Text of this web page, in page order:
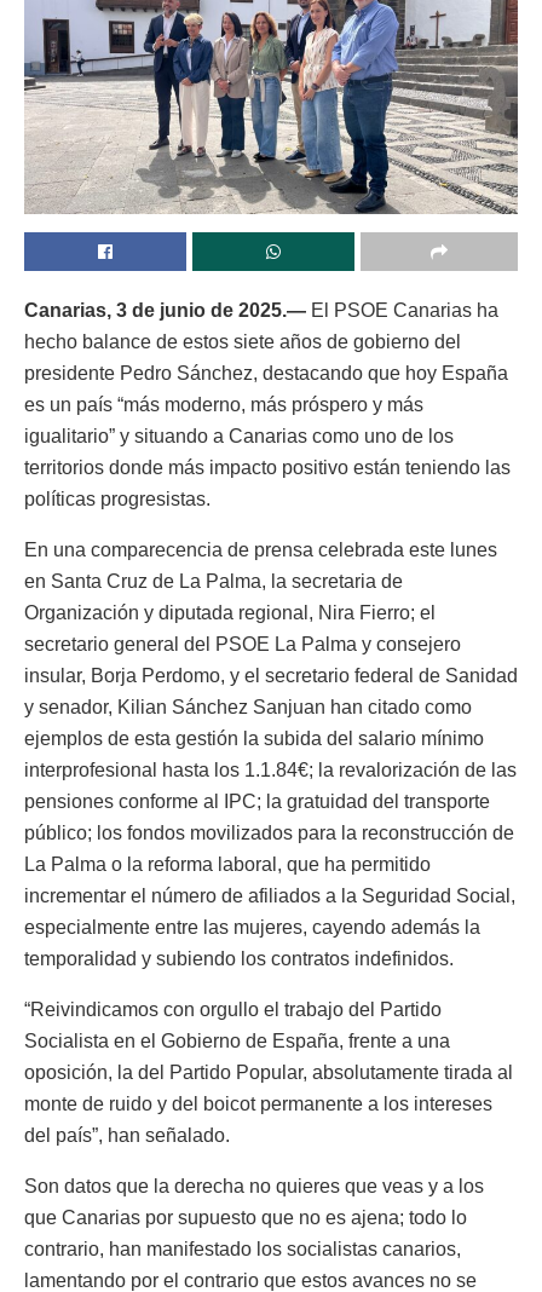
Canarias, 3 de junio de 2025.— El PSOE Canarias ha
hecho balance de estos siete años de gobierno del
presidente Pedro Sánchez, destacando que hoy España
es un país “más moderno, más próspero y más
igualitario” y situando a Canarias como uno de los
territorios donde más impacto positivo están teniendo las
políticas progresistas.
En una comparecencia de prensa celebrada este lunes
en Santa Cruz de La Palma, la secretaria de
Organización y diputada regional, Nira Fierro; el
secretario general del PSOE La Palma y consejero
insular, Borja Perdomo, y el secretario federal de Sanidad
y senador, Kilian Sánchez Sanjuan han citado como
ejemplos de esta gestión la subida del salario mínimo
interprofesional hasta los 1.1.84€; la revalorización de las
pensiones conforme al IPC; la gratuidad del transporte
público; los fondos movilizados para la reconstrucción de
La Palma o la reforma laboral, que ha permitido
incrementar el número de afiliados a la Seguridad Social,
especialmente entre las mujeres, cayendo además la
temporalidad y subiendo los contratos indefinidos.
“Reivindicamos con orgullo el trabajo del Partido
Socialista en el Gobierno de España, frente a una
oposición, la del Partido Popular, absolutamente tirada al
monte de ruido y del boicot permanente a los intereses
del país”, han señalado.
Son datos que la derecha no quieres que veas y a los
que Canarias por supuesto que no es ajena; todo lo
contrario, han manifestado los socialistas canarios,
lamentando por el contrario que estos avances no se